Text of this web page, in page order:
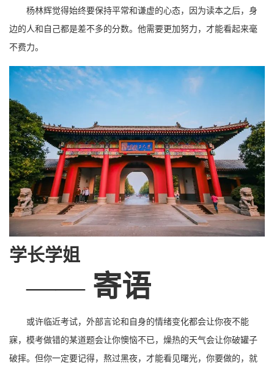
杨林辉觉得始终要保持平常和谦虚的心态，因为读本之后，身
边的人和自己都是差不多的分数。他需要更加努力，才能看起来毫
不费力。
学长学姐
——寄语
或许临近考试，外部言论和自身的情绪变化都会让你夜不能
寐，模考做错的某道题会让你懊恼不已，燥热的天气会让你破罐子
破摔。但你一定要记得，熬过黑夜，才能看见曙光，你要做的，就